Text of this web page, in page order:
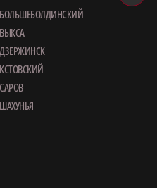
БОЛЬШЕБОЛДИНСКИЙ
ВЫКСА
ДЗЕРЖИНСК
КСТОВСКИЙ
САРОВ
ШАХУНЬЯ